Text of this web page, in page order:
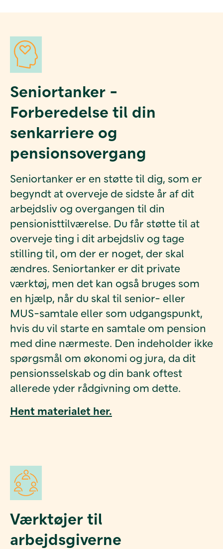
Seniortanker -
Forberedelse til din
senkarriere og
pensionsovergang
Seniortanker er en støtte til dig, som er
begyndt at overveje de sidste år af dit
arbejdsliv og overgangen til din
pensionisttilværelse. Du får støtte til at
overveje ting i dit arbejdsliv og tage
stilling til, om der er noget, der skal
ændres. Seniortanker er dit private
værktøj, men det kan også bruges som
en hjælp, når du skal til senior- eller
MUS-samtale eller som udgangspunkt,
hvis du vil starte en samtale om pension
med dine nærmeste. Den indeholder ikke
spørgsmål om økonomi og jura, da dit
pensionsselskab og din bank oftest
allerede yder rådgivning om dette.
Hent materialet her.
Værktøjer til
arbejdsgiverne